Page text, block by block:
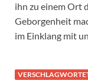
ihn zu einem Ort
Geborgenheit
im Einklang mit